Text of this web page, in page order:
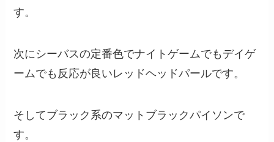
す。
次にシーバスの定番色でナイトゲームでもデイゲ
ームでも反応が良いレッドヘッドパールです。
そしてブラック系のマットブラックパイソンで
す。